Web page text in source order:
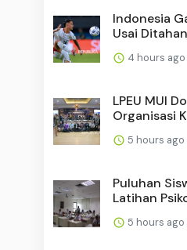
Indonesia
Usai
4 hours ago
LPEU MUI
Organisasi
5 hours ago
Puluhan
Latihan
5 hours ago